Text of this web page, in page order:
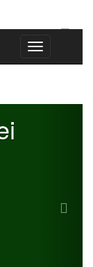
Toggle
navigation